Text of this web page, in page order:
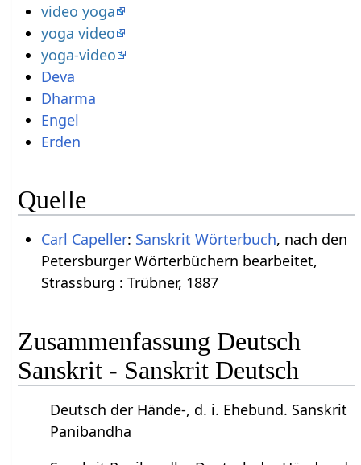
video yoga
yoga video
yoga-video
Deva
Dharma
Engel
Erden
Quelle
Carl Capeller: Sanskrit Wörterbuch, nach den
Petersburger Wörterbüchern bearbeitet,
Strassburg : Trübner, 1887
Zusammenfassung Deutsch
Sanskrit - Sanskrit Deutsch
Deutsch der Hände-, d. i. Ehebund. Sanskrit
Panibandha